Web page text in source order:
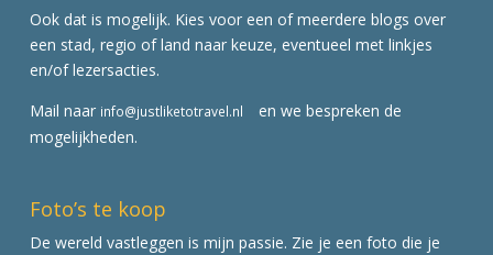
Ook dat is mogelijk. Kies voor een of meerdere blogs over
een stad, regio of land naar keuze, eventueel met linkjes
en/of lezersacties.
Mail naar info@justliketotravel.nl
en we bespreken de
mogelijkheden.
Foto’s te koop
De wereld vastleggen is mijn passie. Zie je een foto die je